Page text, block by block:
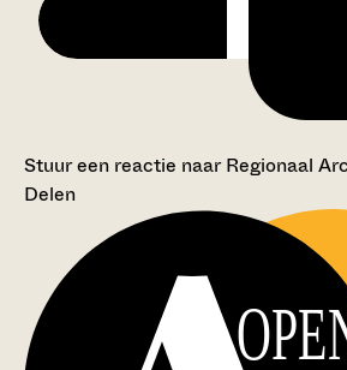
Stuur een reactie naar Regionaal
Delen